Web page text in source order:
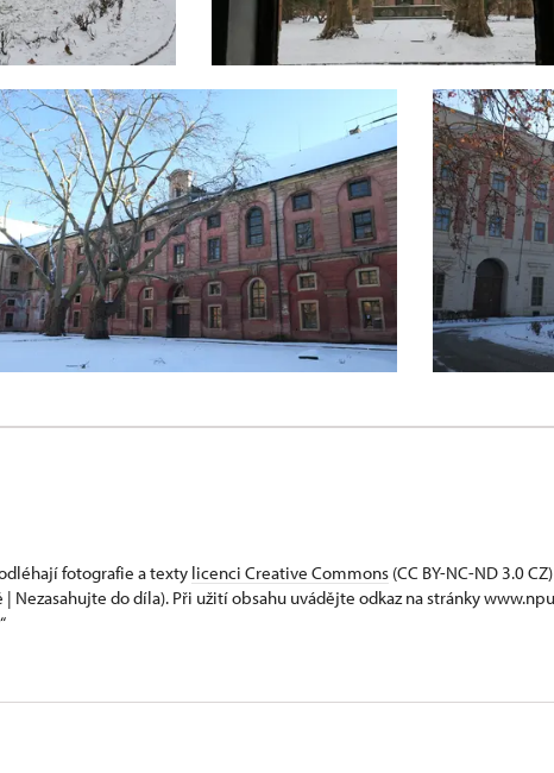
fotografie a texty licenci Creative Commons (CC BY-NC-ND 3.0
Nezasahujte do díla). Při užití obsahu uvádějte odkaz na stránky